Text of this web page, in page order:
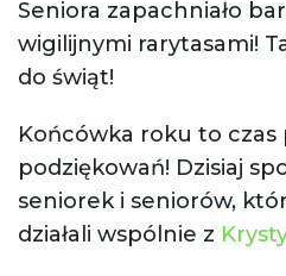
Seniora zapachniało
wigilijnymi rarytasami!
do świąt!
Końcówka roku to czas
podziękowań! Dzisiaj
seniorek i seniorów,
działali wspólnie z